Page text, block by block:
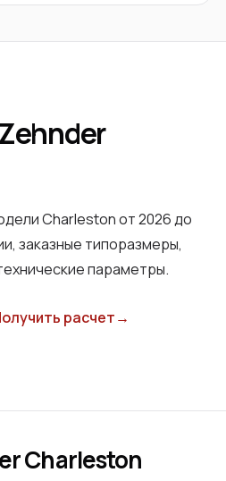
Charleston от 2026 до
заказные типоразмеры,
параметры.
расчет→
Charleston